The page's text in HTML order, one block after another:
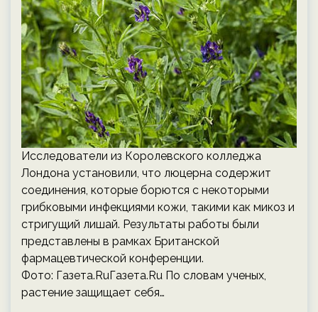
Исследователи из Королевского колледжа
Лондона установили, что люцерна содержит
соединения, которые борются с некоторыми
грибковыми инфекциями кожи, такими как микоз и
стригущий лишай. Результаты работы были
представлены в рамках Британской
фармацевтической конференции.
Фото: Газета.RuГазета.Ru По словам ученых,
растение защищает себя…